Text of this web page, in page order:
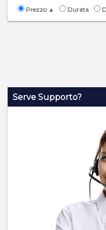
Prezzo ▲ Durata
Serve Supporto?